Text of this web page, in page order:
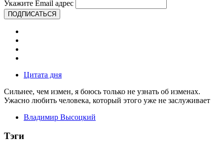
Укажите Email адрес
ПОДПИСАТЬСЯ
Цитата дня
Сильнее, чем измен, я боюсь только не узнать об изменах.
Ужасно любить человека, который этого уже не заслуживает
Владимир Высоцкий
Тэги